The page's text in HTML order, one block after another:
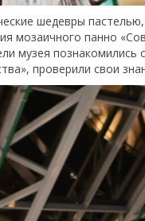
шедевры
мозаичного панно
музея познакомились
проверили свои